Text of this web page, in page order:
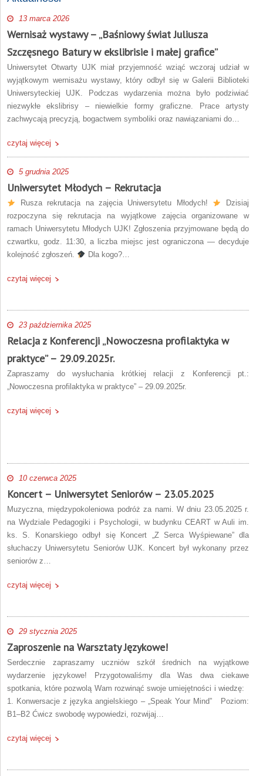
13 marca 2026
Wernisaż wystawy – „Baśniowy świat Juliusza
Szczęsnego Batury w ekslibrisie i małej grafice”
Uniwersytet Otwarty UJK miał przyjemność wziąć wczoraj udział w
wyjątkowym wernisażu wystawy, który odbył się w Galerii Biblioteki
Uniwersyteckiej UJK. Podczas wydarzenia można było podziwiać
niezwykłe ekslibrisy – niewielkie formy graficzne. Prace artysty
zachwycają precyzją, bogactwem symboliki oraz nawiązaniami do…
czytaj więcej
5 grudnia 2025
Uniwersytet Młodych – Rekrutacja
Rusza rekrutacja na zajęcia Uniwersytetu Młodych!
Dzisiaj
rozpoczyna się rekrutacja na wyjątkowe zajęcia organizowane w
ramach Uniwersytetu Młodych UJK! Zgłoszenia przyjmowane będą do
czwartku, godz. 11:30, a liczba miejsc jest ograniczona — decyduje
kolejność zgłoszeń.
Dla kogo?…
czytaj więcej
23 października 2025
Relacja z Konferencji „Nowoczesna profilaktyka w
praktyce” – 29.09.2025r.
Zapraszamy do wysłuchania krótkiej relacji z Konferencji pt.:
„Nowoczesna profilaktyka w praktyce” – 29.09.2025r.
czytaj więcej
10 czerwca 2025
Koncert – Uniwersytet Seniorów – 23.05.2025
Muzyczna, międzypokoleniowa podróż za nami. W dniu 23.05.2025 r.
na Wydziale Pedagogiki i Psychologii, w budynku CEART w Auli im.
ks. S. Konarskiego odbył się Koncert „Z Serca Wyśpiewane” dla
słuchaczy Uniwersytetu Seniorów UJK. Koncert był wykonany przez
seniorów z…
czytaj więcej
29 stycznia 2025
Zaproszenie na Warsztaty Językowe!
Serdecznie zapraszamy uczniów szkół średnich na wyjątkowe
wydarzenie językowe! Przygotowaliśmy dla Was dwa ciekawe
spotkania, które pozwolą Wam rozwinąć swoje umiejętności i wiedzę:
1. Konwersacje z języka angielskiego – „Speak Your Mind” Poziom:
B1–B2 Ćwicz swobodę wypowiedzi, rozwijaj…
czytaj więcej